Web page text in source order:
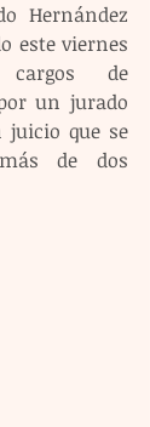
Hernández
este viernes
de
un jurado
juicio que se
de dos